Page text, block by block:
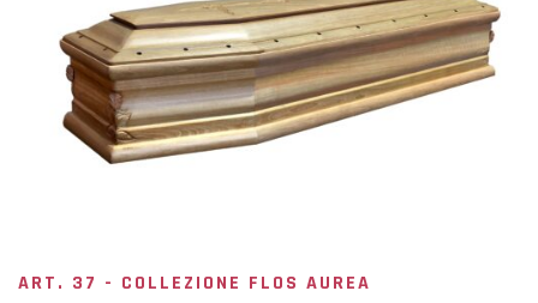
ART. 37 - COLLEZIONE FLOS AUREA